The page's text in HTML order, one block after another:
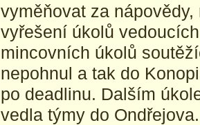
vyměňovat za
vyřešení úkolů
mincovních úkolů
nepohnul a tak do
po deadlinu. Dalším
vedla týmy do Ondřejova.